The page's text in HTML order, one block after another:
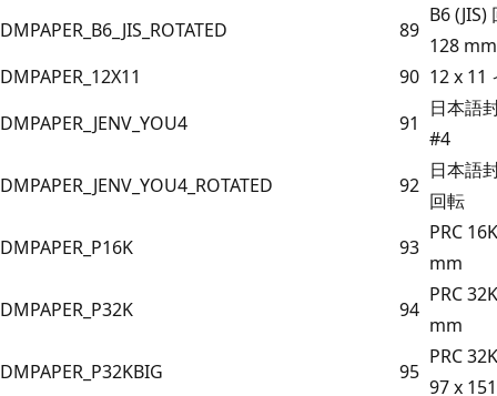
DMPAPER_B6_JIS_ROTATED
89
B6 (JIS)
128 mm
DMPAPER_12X11
90 12 x 11
DMPAPER_JENV_YOU4
91
日本語
#4
DMPAPER_JENV_YOU4_ROTATED
92
日本語
回転
DMPAPER_P16K
93
PRC
mm
DMPAPER_P32K
94
PRC
mm
DMPAPER_P32KBIG
95
PRC
97 x